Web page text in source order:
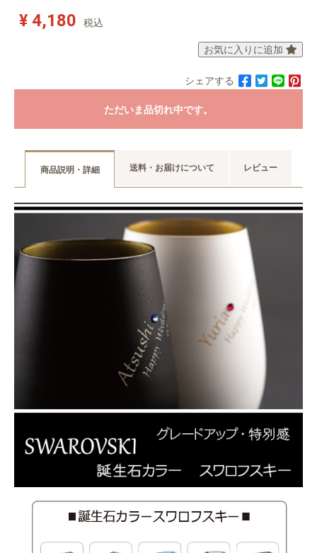
¥ 4,180 税込
お気に入りに追加
シェアする
ただいま品切れ中です。
商品説明・詳細 送料・お届けについて レビュー